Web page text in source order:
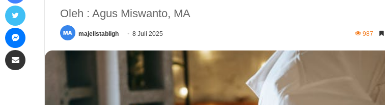
Oleh : Agus Miswanto, MA
majelistabligh 8 Juli 2025 987